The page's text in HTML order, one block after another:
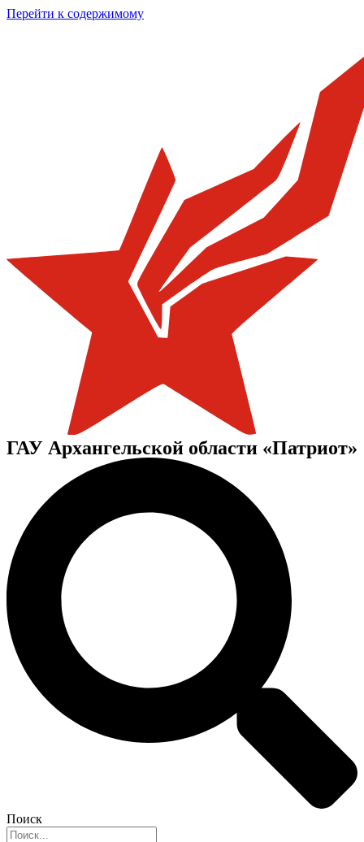
Перейти к содержимому
ГАУ Архангельской области «Патриот»
Поиск